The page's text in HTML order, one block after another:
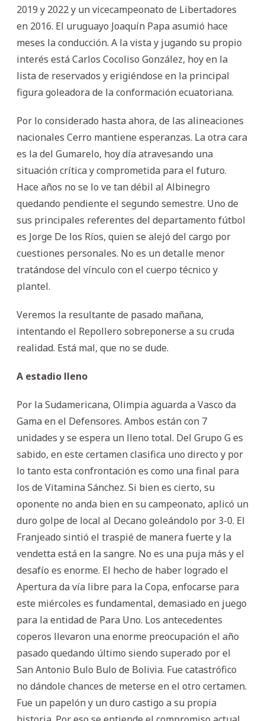
2019 y 2022 y un vicecampeonato de Libertadores
en 2016. El uruguayo Joaquín Papa asumió hace
meses la conducción. A la vista y jugando su propio
interés está Carlos Cocoliso González, hoy en la
lista de reservados y erigiéndose en la principal
figura goleadora de la conformación ecuatoriana.
Por lo considerado hasta ahora, de las alineaciones
nacionales Cerro mantiene esperanzas. La otra cara
es la del Gumarelo, hoy día atravesando una
situación crítica y comprometida para el futuro.
Hace años no se lo ve tan débil al Albinegro
quedando pendiente el segundo semestre. Uno de
sus principales referentes del departamento fútbol
es Jorge De los Ríos, quien se alejó del cargo por
cuestiones personales. No es un detalle menor
tratándose del vínculo con el cuerpo técnico y
plantel.
Veremos la resultante de pasado mañana,
intentando el Repollero sobreponerse a su cruda
realidad. Está mal, que no se dude.
A estadio lleno
Por la Sudamericana, Olimpia aguarda a Vasco da
Gama en el Defensores. Ambos están con 7
unidades y se espera un lleno total. Del Grupo G es
sabido, en este certamen clasifica uno directo y por
lo tanto esta confrontación es como una final para
los de Vitamina Sánchez. Si bien es cierto, su
oponente no anda bien en su campeonato, aplicó un
duro golpe de local al Decano goleándolo por 3-0. El
Franjeado sintió el traspié de manera fuerte y la
vendetta está en la sangre. No es una puja más y el
desafío es enorme. El hecho de haber logrado el
Apertura da vía libre para la Copa, enfocarse para
este miércoles es fundamental, demasiado en juego
para la entidad de Para Uno. Los antecedentes
coperos llevaron una enorme preocupación el año
pasado quedando último siendo superado por el
San Antonio Bulo Bulo de Bolivia. Fue catastrófico
no dándole chances de meterse en el otro certamen.
Fue un papelón y un duro castigo a su propia